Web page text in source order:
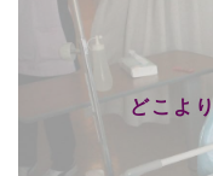
どこよ